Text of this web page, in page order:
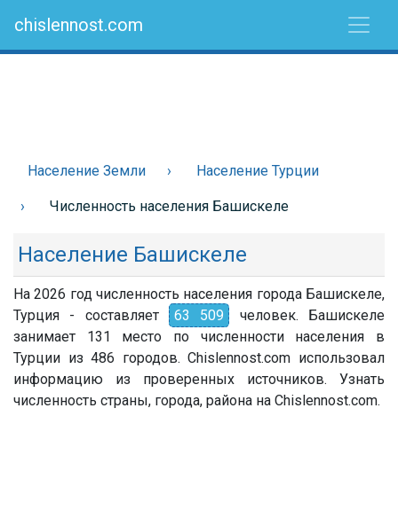
chislennost.com
Население Земли Население Турции
Численность населения Башискеле
Население Башискеле
На 2026 год численность населения города Башискеле,
Турция - составляет
63 509
человек. Башискеле
занимает 131 место по численности населения в
Турции из 486 городов. Chislennost.com использовал
информацию из проверенных источников. Узнать
численность страны, города, района на Chislennost.com.